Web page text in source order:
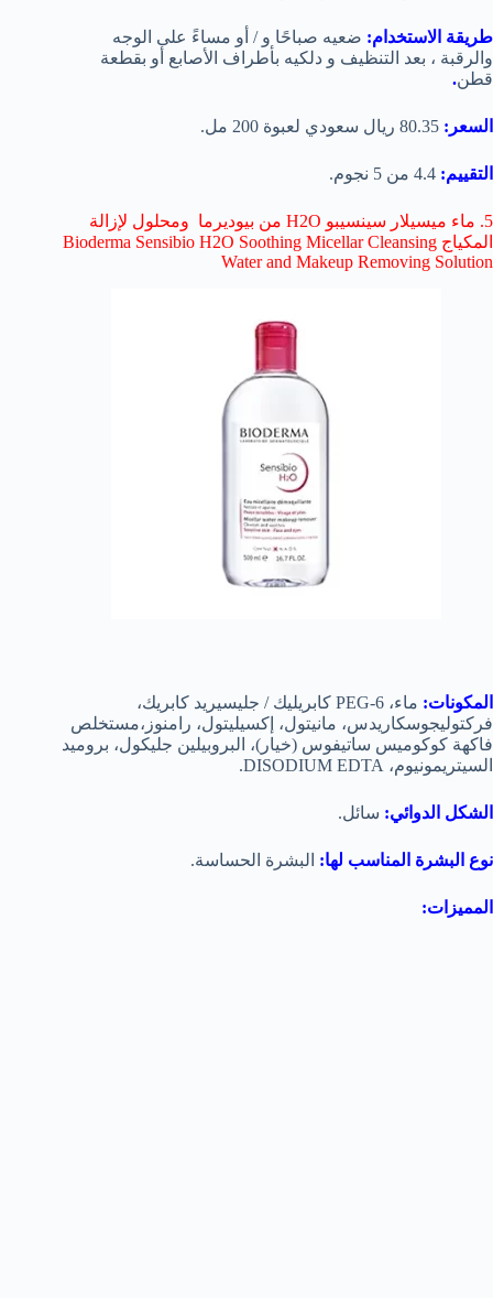
طريقة الاستخدام: ضعيه صباحًا و / أو مساءً على الوجه
والرقبة ، بعد التنظيف و دلكيه بأطراف الأصابع أو بقطعة
قطن.
السعر: 80.35 ريال سعودي لعبوة 200 مل.
التقييم: 4.4 من 5 نجوم.
5. ماء ميسيلار سينسيبو H2O من بيوديرما ومحلول لإزالة
المكياج Bioderma Sensibio H2O Soothing Micellar Cleansing
Water and Makeup Removing Solution
المكونات:
ماء، PEG-6 كابريليك / جليسيريد كابريك،
فركتوليجوسكاريدس، مانيتول، إكسيليتول، رامنوز،مستخلص
فاكهة كوكوميس ساتيفوس (خيار)، البروبيلين جليكول، بروميد
السيتريمونيوم، DISODIUM EDTA.
الشكل الدوائي: سائل.
نوع البشرة المناسب لها: البشرة الحساسة.
المميزات: